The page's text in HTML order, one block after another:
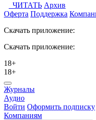
ЧИТАТЬ Архив
Оферта Поддержка
Скачать приложение:
Скачать приложение:
18+
18+
Журналы
Аудио
Войти Оформить подписку
Компаниям